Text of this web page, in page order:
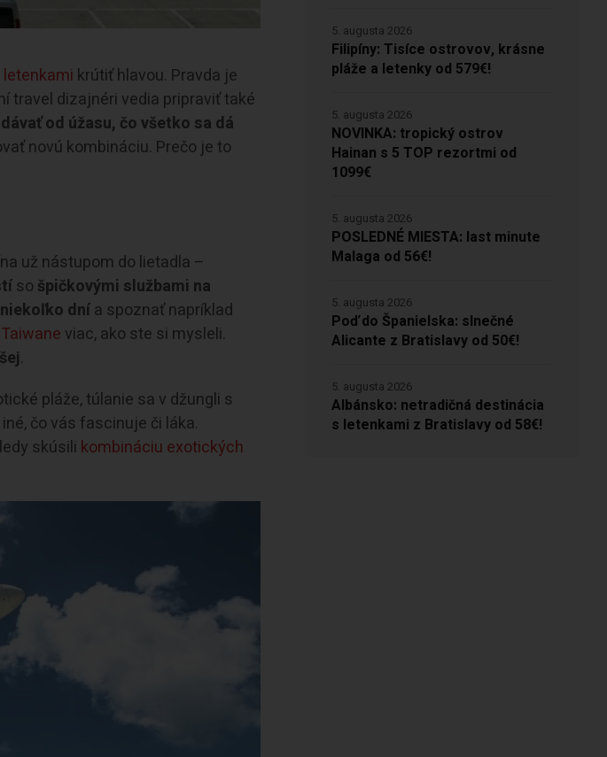
krútiť hlavou. Pravda je
travel dizajnéri vedia pripraviť také
od úžasu, čo všetko sa dá
novú kombináciu. Prečo je to
už nástupom do lietadla –
so špičkovými službami na
dnía spoznať napríklad
viac, ako ste si mysleli.
.
pláže, túlanie sa v džungli s
čo vás fascinuje či láka.
skúsili kombináciu exotických
Filipíny: Tisíce ostrovov, krásne
pláže a letenky od 579€!
5. augusta 2026
NOVINKA: tropický ostrov
Hainan s 5 TOP rezortmi od
1099€
5. augusta 2026
POSLEDNÉ MIESTA: last minute
Malaga od 56€!
5. augusta 2026
Poď do Španielska: slnečné
Alicante z Bratislavy od 50€!
5. augusta 2026
Albánsko: netradičná destinácia
s letenkami z Bratislavy od 58€!
5. augusta 2026